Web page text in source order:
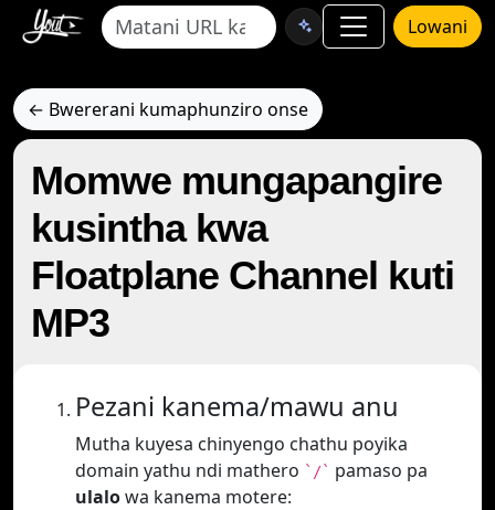
Lowani
← Bwererani kumaphunziro onse
Momwe mungapangire
kusintha kwa
Floatplane Channel kuti
MP3
Pezani kanema/mawu anu
Mutha kuyesa chinyengo chathu poyika
domain yathu ndi mathero `/` pamaso pa
ulalowa kanema motere: